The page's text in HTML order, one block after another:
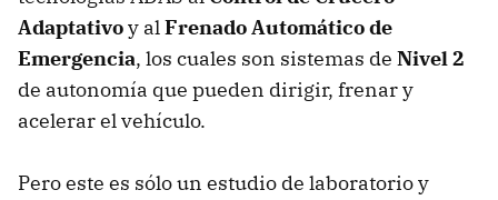
Adaptativoy alFrenado Automático de
Emergencia, los cuales son sistemas de Nivel 2
de autonomía que pueden dirigir, frenar y
acelerar el vehículo.
Pero este es sólo un estudio de laboratorio y